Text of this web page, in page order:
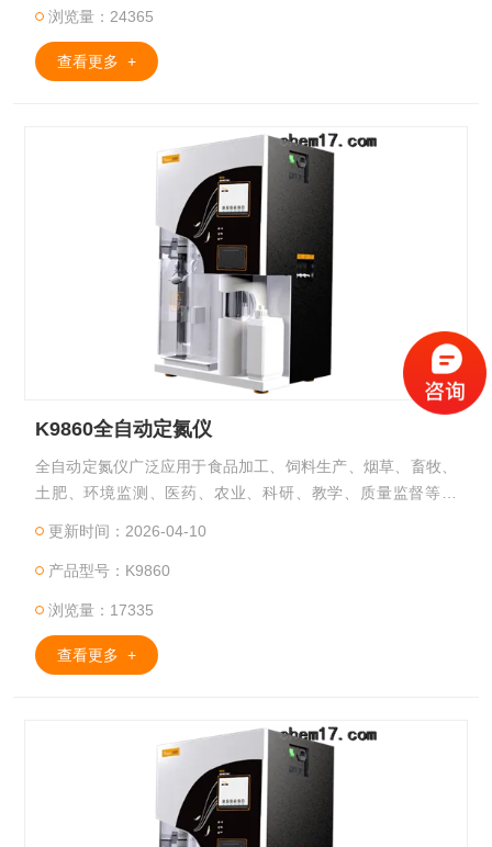
用于食品加工
浏览量：24365
查看更多 +
K9860全自动定氮仪
全自动定氮仪广泛应用于食品加工、饲料生产、烟草、畜牧、
土肥、环境监测、医药、农业、科研、教学、质量监督等领
更新时间：2026-04-10
产品型号：K9860
浏览量：17335
查看更多 +